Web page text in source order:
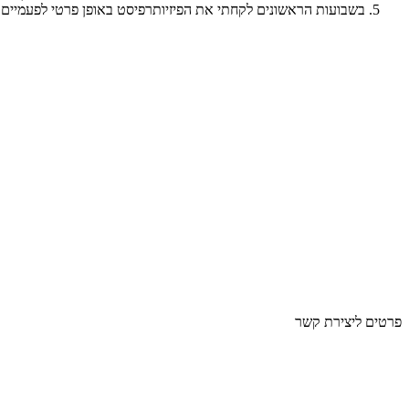
בשבועות הראשונים לקחתי את הפיזיותרפיסט באופן פרטי לפעמיים
פרטים ליצירת קשר